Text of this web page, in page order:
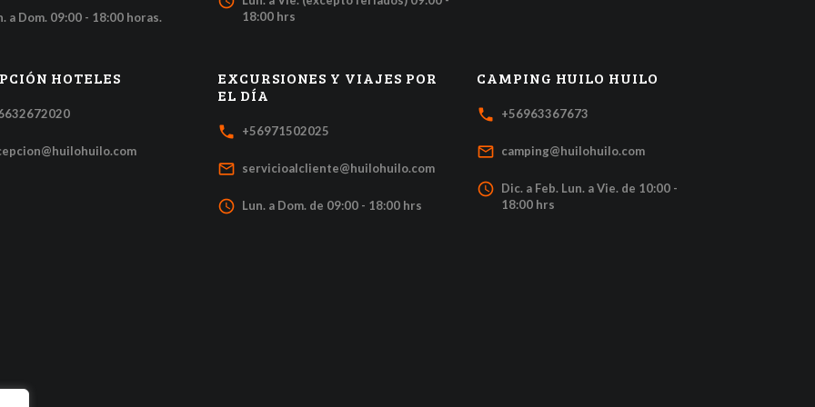
a Dom. 09:00 - 18:00 horas.
18:00 hrs
HOTELES
EXCURSIONES Y VIAJES POR
EL DÍA
local_phone +56971502025
mail_outline servicioalcliente@huilohuilo.com
access_time Lun. a Dom. de 09:00 - 18:00 hrs
CAMPING HUILO HUILO
local_phone +56963367673
mail_outline camping@huilohuilo.com
access_time Dic. a Feb. Lun. a Vie. de 10:00 -
18:00 hrs